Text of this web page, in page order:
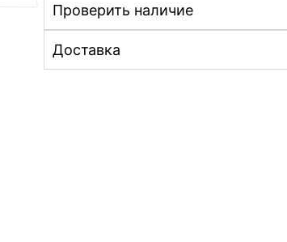
Проверить наличие
Доставка